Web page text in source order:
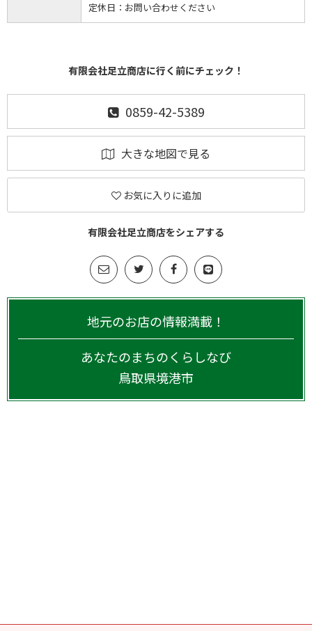
定休日： お問い合わせください
有限会社足立商店に行く前にチェック！
0859-42-5389
大きな地図で見る
お気に入りに追加
有限会社足立商店をシェアする
地元のお店の情報満載！
あなたのまちのくらしなび
鳥取県境港市